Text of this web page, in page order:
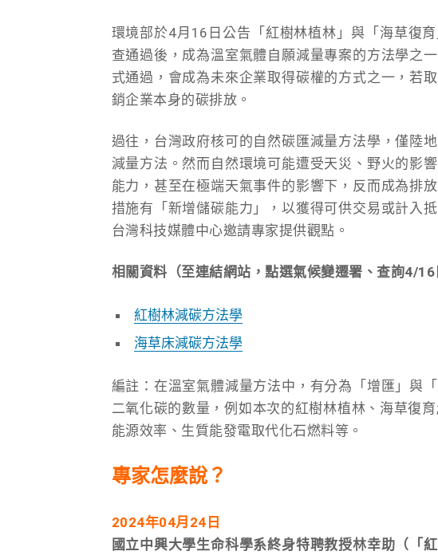
環境部於4月16日公告「紅樹林植林」與「海草復
查通過後，成為溫室氣體自願減量專案的方法學之
式通過，會成為未來企業取得碳權的方式之一，若
銷企業本身的碳排放。
過往，台灣政府核可的自然碳匯減量方法學，僅陸
減量方法。然而自然環境可能遭受天災、野火的影
能力，甚至在極端天氣事件的影響下，反而成為排
措施有「新增儲碳能力」，以獲得可供交易或計入
台灣科技媒體中心邀請專家提供觀點。
相關資料（至連結網站，點選氣候變遷署、查詢4/
紅樹林減碳方法學
海草床減碳方法學
編註：在溫室氣體減量方法中，有分為「增匯」與
二氧化碳的數量，例如本次的紅樹林植林、海草復
能源效率、生質能發電取代化石燃料等。
專家怎麼說？
2024年04月24日
國立中興大學生命科學系終身特聘教授林幸助（「